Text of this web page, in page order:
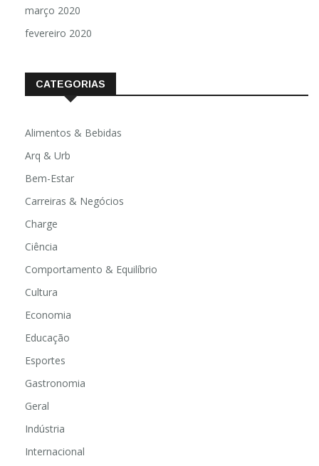
março 2020
fevereiro 2020
CATEGORIAS
Alimentos & Bebidas
Arq & Urb
Bem-Estar
Carreiras & Negócios
Charge
Ciência
Comportamento & Equilíbrio
Cultura
Economia
Educação
Esportes
Gastronomia
Geral
Indústria
Internacional